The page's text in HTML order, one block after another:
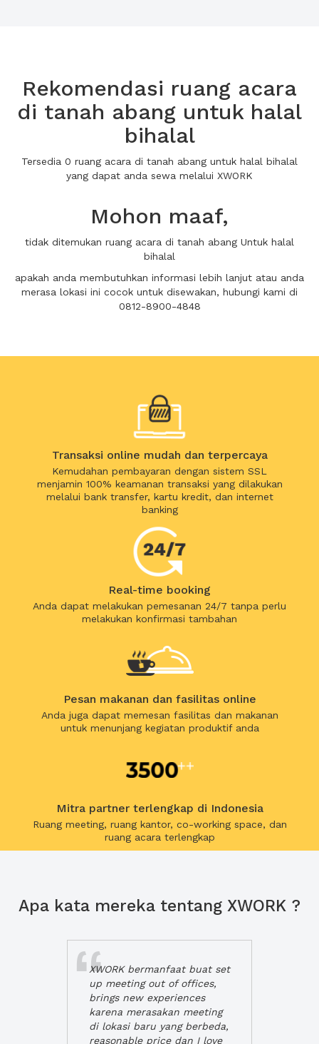
Rekomendasi ruang acara
di tanah abang untuk halal
bihalal
Tersedia 0 ruang acara di tanah abang untuk halal bihalal
yang dapat anda sewa melalui XWORK
Mohon maaf,
tidak ditemukan ruang acara di tanah abang Untuk halal
bihalal
apakah anda membutuhkan informasi lebih lanjut atau anda
merasa lokasi ini cocok untuk disewakan, hubungi kami di
0812-8900-4848
Transaksi online mudah dan terpercaya
Kemudahan pembayaran dengan sistem SSL
menjamin 100% keamanan transaksi yang dilakukan
melalui bank transfer, kartu kredit, dan internet
banking
Real-time booking
Anda dapat melakukan pemesanan 24/7 tanpa perlu
melakukan konfirmasi tambahan
Pesan makanan dan fasilitas online
Anda juga dapat memesan fasilitas dan makanan
untuk menunjang kegiatan produktif anda
Mitra partner terlengkap di Indonesia
Ruang meeting, ruang kantor, co-working space, dan
ruang acara terlengkap
Apa kata mereka tentang XWORK ?
XWORK bermanfaat buat set
up meeting out of offices,
brings new experiences
karena merasakan meeting
di lokasi baru yang berbeda,
reasonable price dan I love